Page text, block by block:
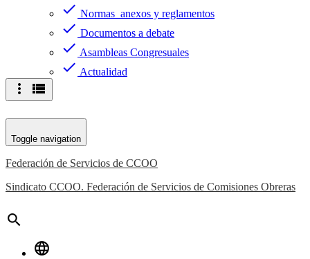
check Normas anexos y reglamentos
check Documentos a debate
check Asambleas Congresuales
check Actualidad
more_vert view_list
Toggle navigation
Federación de Servicios de CCOO
Sindicato CCOO. Federación de Servicios de Comisiones Obreras
search
language